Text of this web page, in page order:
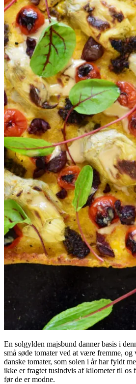
En solgylden majsbund danner basis i
små søde tomater ved at være fremme,
danske tomater, som solen i år har fyldt
ikke er fragtet tusindvis af kilometer til os
før de er modne.